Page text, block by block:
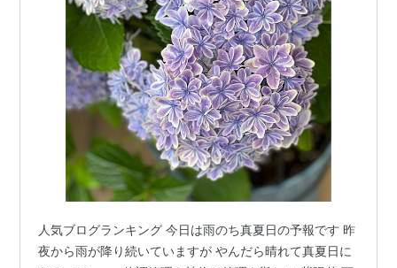
人気ブログランキング 今日は雨のち真夏日の予報です 昨
夜から雨が降り続いていますが やんだら晴れて真夏日に